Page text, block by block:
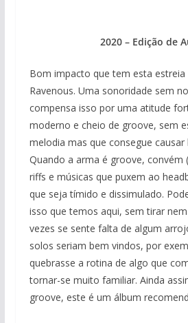
2020 – Edição de
Bom impacto que tem esta estreia
Ravenous. Uma sonoridade sem
compensa isso por uma atitude
moderno e cheio de groove, sem
melodia mas que consegue causar
Quando a arma é groove, convém
riffs e músicas que puxem ao
que seja tímido e dissimulado.
isso que temos aqui, sem tirar
vezes se sente falta de algum
solos seriam bem vindos, por
quebrasse a rotina de algo que
tornar-se muito familiar. Ainda
groove, este é um álbum